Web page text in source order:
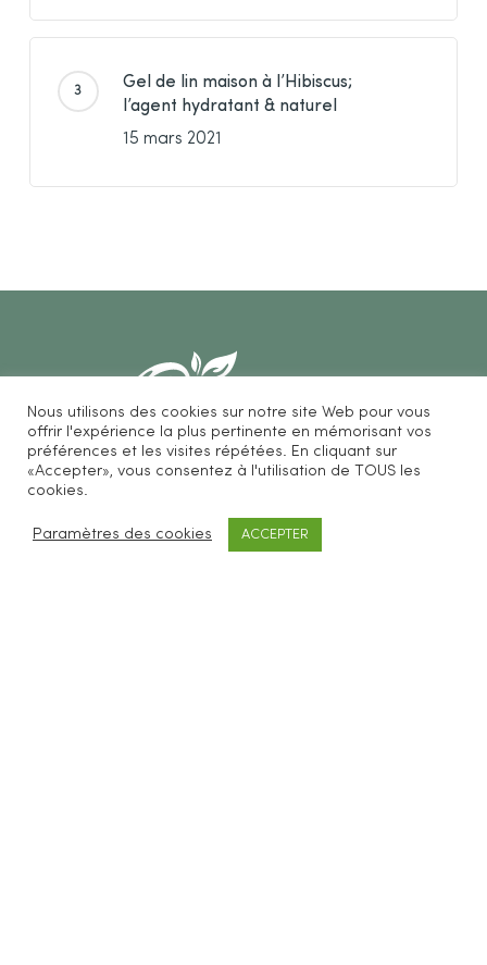
Gel de lin maison à l’Hibiscus;
l’agent hydratant & naturel
15 mars 2021
Be Loves Nature vous propose des accessoires
Nous utilisons des cookies sur notre site Web pour vous
offrir l'expérience la plus pertinente en mémorisant vos
préférences et les visites répétées. En cliquant sur
«Accepter», vous consentez à l'utilisation de TOUS les
cookies.
Paramètres des cookies ACCEPTER